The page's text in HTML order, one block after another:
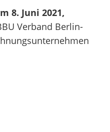
8. Juni 2021,
Verband Berlin-